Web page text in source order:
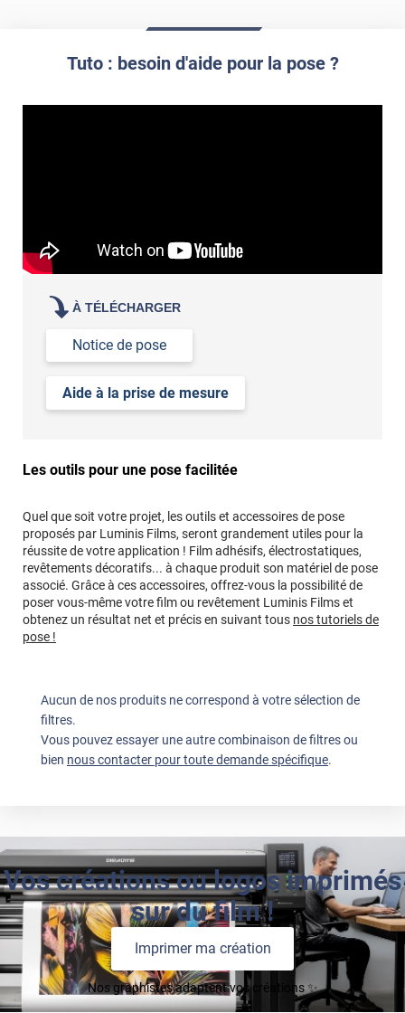
*****
Il y a 989 jours
Pose facile résultat impeccable et pourtant je ne suis pas
Tuto : besoin d'aide pour la pose ?
À TÉLÉCHARGER
Notice de pose
Aide à la prise de mesure
Les outils pour une pose facilitée
Quel que soit votre projet, les outils et accessoires de pose
proposés par Luminis Films, seront grandement utiles pour la
réussite de votre application ! Film adhésifs, électrostatiques,
revêtements décoratifs... à chaque produit son matériel de pose
associé. Grâce à ces accessoires, offrez-vous la possibilité de
poser vous-même votre film ou revêtement Luminis Films et
obtenez un résultat net et précis en suivant tous nos tutoriels de
pose !
Aucun de nos produits ne correspond à votre sélection de
filtres.
Vous pouvez essayer une autre combinaison de filtres ou
bien nous contacter pour toute demande spécifique.
Vos créations ou logos imprimés
sur du film !
Imprimer ma création
Nos graphistes adaptent vos créations ✨